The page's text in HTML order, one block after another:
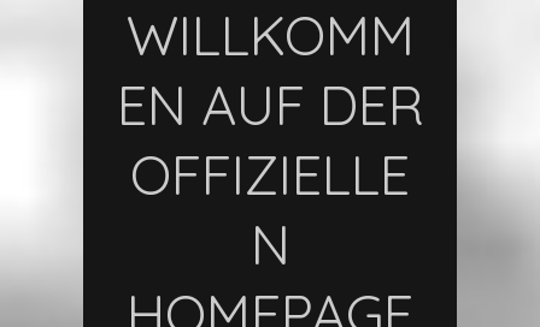
a
h
:
WILLKOMM
EN AUF DER
OFFIZIELLE
N